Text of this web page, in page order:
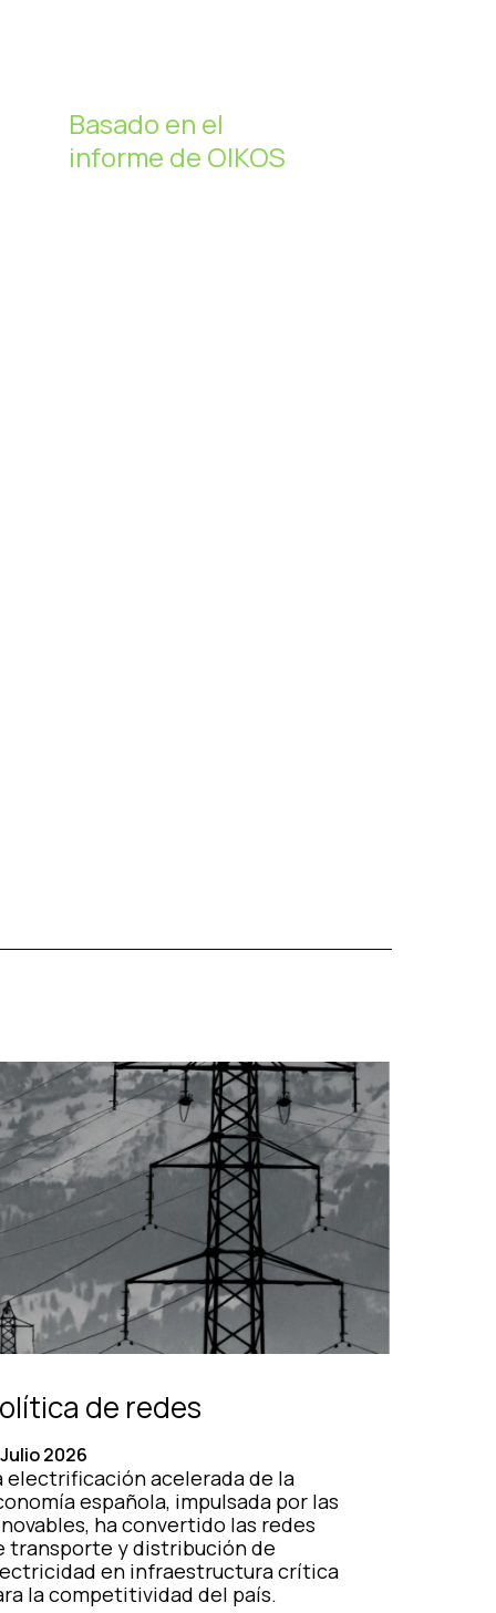
Basado en el
informe de OIKOS
de redes
Julio 2026
electrificación acelerada de la
española, impulsada por las
ha convertido las redes
transporte y distribución de
en infraestructura crítica
la competitividad del país.